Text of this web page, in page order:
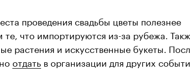
проведения свадьбы цветы полезнее
что импортируются из-за рубежа.
растения и искусственные букеты.
отдать в организации для других